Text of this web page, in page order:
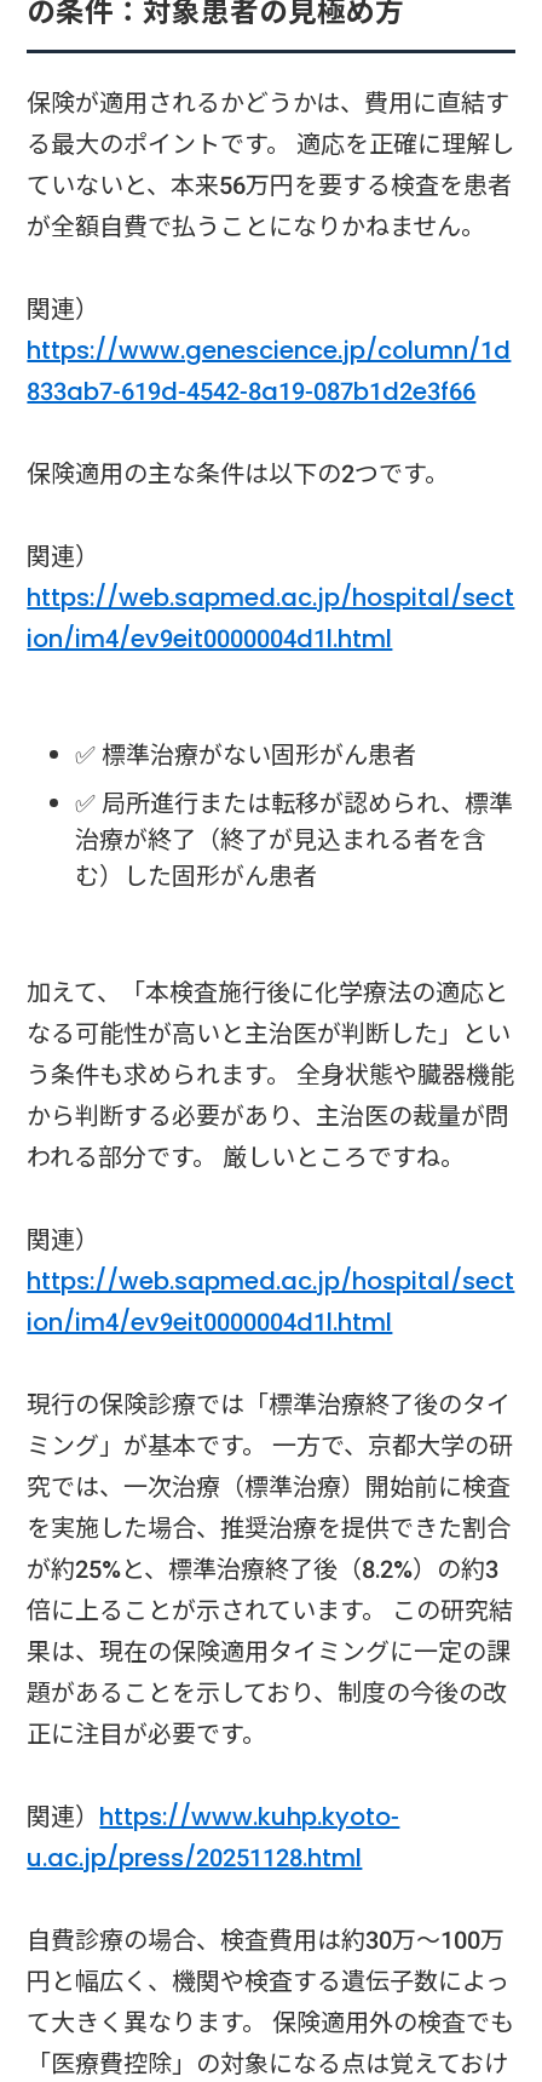
の条件：対象患者の見極め方
保険が適用されるかどうかは、費用に直結す
る最大のポイントです。 適応を正確に理解し
ていないと、本来56万円を要する検査を患者
が全額自費で払うことになりかねません。
関連）
https://www.genescience.jp/column/1d
833ab7-619d-4542-8a19-087b1d2e3f66
保険適用の主な条件は以下の2つです。
関連）
https://web.sapmed.ac.jp/hospital/sect
ion/im4/ev9eit0000004d1l.html
✅ 標準治療がない固形がん患者
✅ 局所進行または転移が認められ、標準
治療が終了（終了が見込まれる者を含
む）した固形がん患者
加えて、「本検査施行後に化学療法の適応と
なる可能性が高いと主治医が判断した」とい
う条件も求められます。 全身状態や臓器機能
から判断する必要があり、主治医の裁量が問
われる部分です。 厳しいところですね。
関連）
https://web.sapmed.ac.jp/hospital/sect
ion/im4/ev9eit0000004d1l.html
現行の保険診療では「標準治療終了後のタイ
ミング」が基本です。 一方で、京都大学の研
究では、一次治療（標準治療）開始前に検査
を実施した場合、推奨治療を提供できた割合
が約25%と、標準治療終了後（8.2%）の約3
倍に上ることが示されています。 この研究結
果は、現在の保険適用タイミングに一定の課
題があることを示しており、制度の今後の改
正に注目が必要です。
関連） https://www.kuhp.kyoto-
u.ac.jp/press/20251128.html
自費診療の場合、検査費用は約30万～100万
円と幅広く、機関や検査する遺伝子数によっ
て大きく異なります。 保険適用外の検査でも
「医療費控除」の対象になる点は覚えておけ